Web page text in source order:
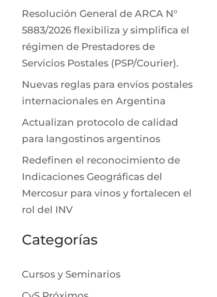
Resolución General de ARCA N°
5883/2026 flexibiliza y simplifica el
régimen de Prestadores de
Servicios Postales (PSP/Courier).
Nuevas reglas para envíos postales
internacionales en Argentina
Actualizan protocolo de calidad
para langostinos argentinos
Redefinen el reconocimiento de
Indicaciones Geográficas del
Mercosur para vinos y fortalecen el
rol del INV
Categorías
Cursos y Seminarios